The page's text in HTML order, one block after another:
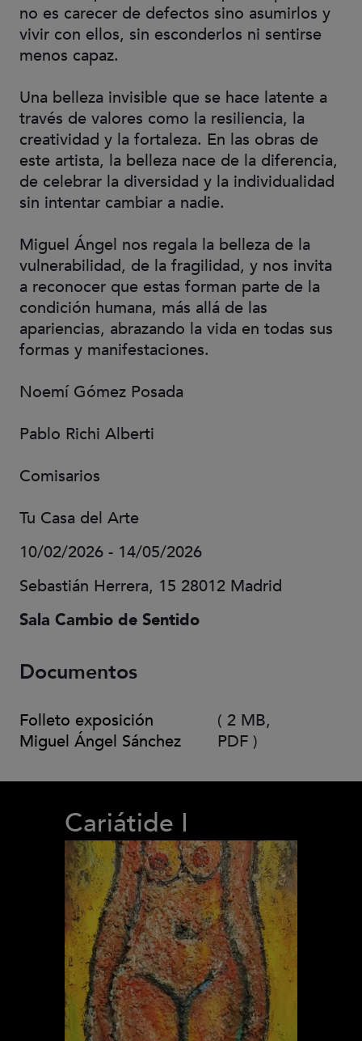
no es carecer de defectos sino asumirlos y
vivir con ellos, sin esconderlos ni sentirse
menos capaz.
Una belleza invisible que se hace latente a
través de valores como la resiliencia, la
creatividad y la fortaleza. En las obras de
este artista, la belleza nace de la diferencia,
de celebrar la diversidad y la individualidad
sin intentar cambiar a nadie.
Miguel Ángel nos regala la belleza de la
vulnerabilidad, de la fragilidad, y nos invita
a reconocer que estas forman parte de la
condición humana, más allá de las
apariencias, abrazando la vida en todas sus
formas y manifestaciones.
Noemí Gómez Posada
Pablo Richi Alberti
Comisarios
Tu Casa del Arte
10/02/2026 - 14/05/2026
Sebastián Herrera, 15 28012 Madrid
Sala Cambio de Sentido
Documentos
Folleto exposición
Miguel Ángel Sánchez
( 2 MB,
PDF )
Cariátide I